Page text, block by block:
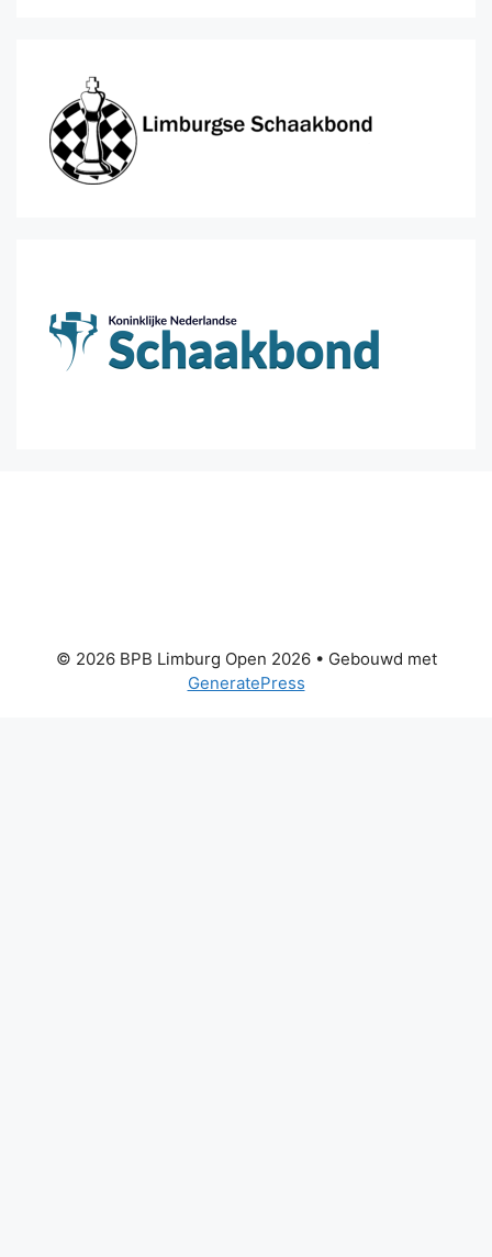
© 2026 BPB Limburg Open 2026• Gebouwd met
GeneratePress